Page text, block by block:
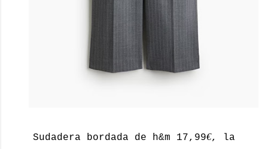
Sudadera bordada de h&m 17,99€, la